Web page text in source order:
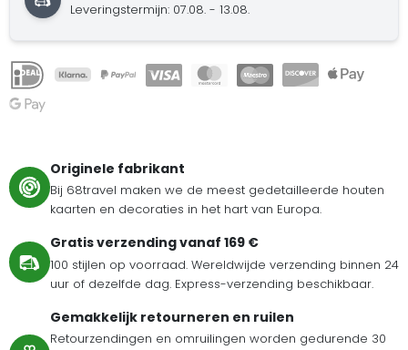
Leveringstermijn: 07.08. - 13.08.
Originele fabrikant
Bij 68travel maken we de meest gedetailleerde houten
kaarten en decoraties in het hart van Europa.
Gratis verzending vanaf 169 €
100 stijlen op voorraad. Wereldwijde verzending binnen 24
uur of dezelfde dag. Express-verzending beschikbaar.
Gemakkelijk retourneren en ruilen
Retourzendingen en omruilingen worden gedurende 30